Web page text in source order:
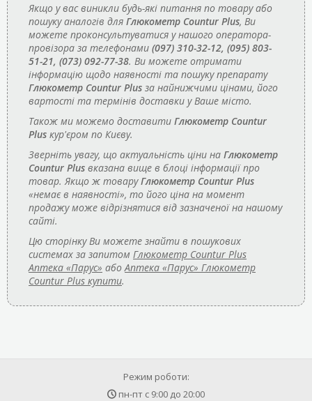
Якщо у вас виникли будь-які питання по товару або
пошуку аналогів для Глюкометр Countur Plus, Ви
можете проконсультуватися у нашого оператора-
провізора за телефонами (097) 310-32-12, (095) 803-
51-21, (073) 092-77-38. Ви можете отримати
інформацію щодо наявності та пошуку препарату
Глюкометр Countur Plus за найнижчими цінами, його
вартості та термінів доставки у Ваше місто.
Також ми можемо доставити Глюкометр Countur
Plus кур'єром по Києву.
Зверніть увагу, що актуальність ціни на Глюкометр
Countur Plus вказана вище в блоці інформації про
товар. Якщо ж товаруГлюкометр Countur Plus
«немає в наявності», то його ціна на момент
продажу може відрізнятися від зазначеної на нашому
сайті.
Цю сторінку Ви можете знайти в пошукових
системах за запитом Глюкометр Countur Plus
Аптека «Парус» абоАптека «Парус» Глюкометр
Countur Plus купити.
Режим роботи:
пн-пт с 9:00 до 20:00